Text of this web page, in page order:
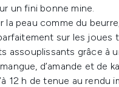
un fini bonne mine.
la peau comme du
sur les joues
assouplissants grâce à
d’amande et de
12 h de tenue au rendu